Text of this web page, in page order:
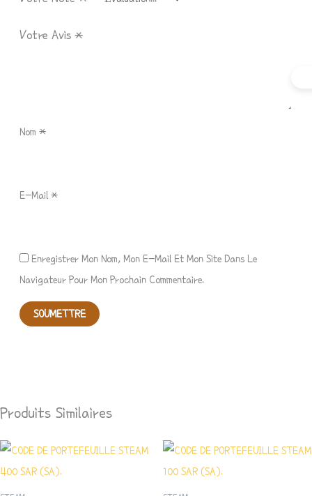
Votre Avis*
Nom*
E-Mail*
Enregistrer Mon Nom, Mon E-Mail Et Mon Site Dans Le
Navigateur Pour Mon Prochain Commentaire.
Produits Similaires